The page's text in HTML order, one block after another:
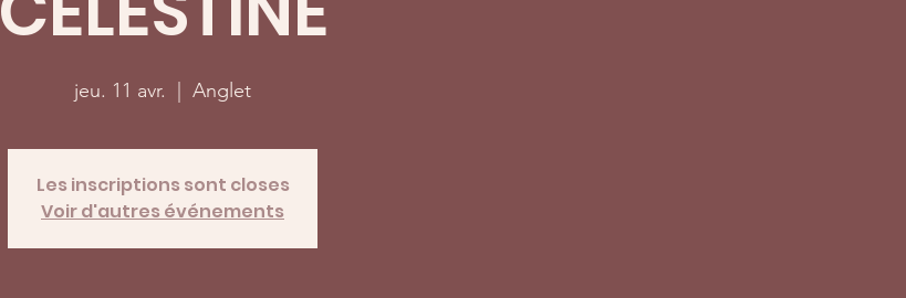
jeu. 11 avr. Anglet
Les inscriptions sont closes
Voir d'autres événements